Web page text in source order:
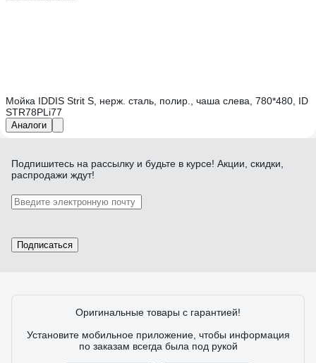
Мойка IDDIS Strit S, нерж. сталь, полир., чаша слева, 780*480, ID
STR78PLi77
Аналоги
Подпишитесь на рассылку и будьте в курсе! Акции, скидки,
распродажи ждут!
Подписаться
Оригинальные товары с гарантией!
Установите мобильное приложение, чтобы информация
по заказам всегда была под рукой